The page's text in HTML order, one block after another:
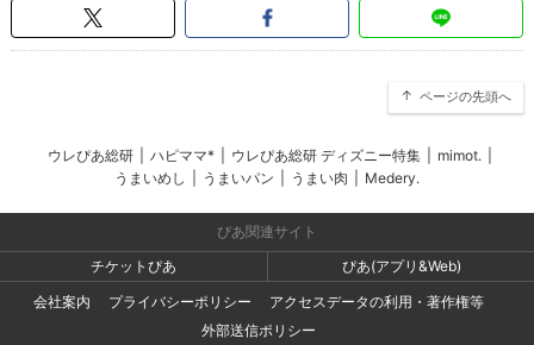
ページの先頭へ
ウレぴあ総研 ハピママ* ウレぴあ総研 ディズニー特集 mimot.
うまいめし
うまいパン うまい肉 Medery.
ぴあ関連サイト
チケットぴあ
ぴあ(アプリ&Web)
会社案内
プライバシーポリシー
アクセスデータの利用・著作権等
外部送信ポリシー